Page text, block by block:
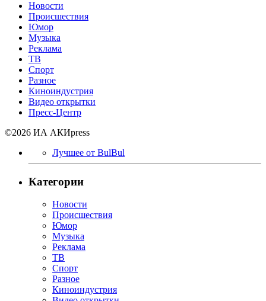
Новости
Происшествия
Юмор
Музыка
Реклама
ТВ
Спорт
Разное
Киноиндустрия
Видео открытки
Пресс-Центр
©2026 ИА АКИpress
Лучшее от BulBul
Категории
Новости
Происшествия
Юмор
Музыка
Реклама
ТВ
Спорт
Разное
Киноиндустрия